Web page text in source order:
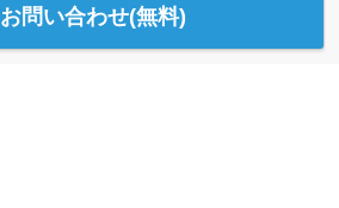
お問い合わせ(無料)